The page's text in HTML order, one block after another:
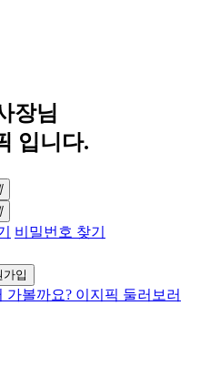
장님
입니다.
비밀번호 찾기
입